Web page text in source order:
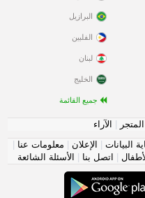
البرازيل
الفلبين
لبنان
الخليج
جميع القائمة
المتجر
الآراء
البيانات
الإعلان معلومات عنا
اتصل بنا الأسئلة الشائعة